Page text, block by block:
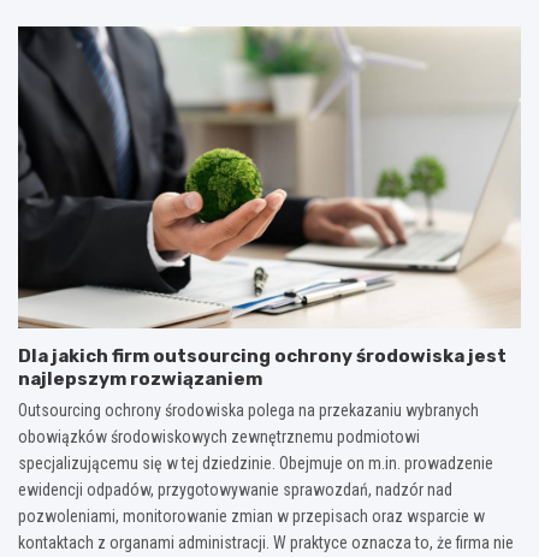
Dla jakich firm outsourcing ochrony środowiska jest
najlepszym rozwiązaniem
Outsourcing ochrony środowiska polega na przekazaniu wybranych
obowiązków środowiskowych zewnętrznemu podmiotowi
specjalizującemu się w tej dziedzinie. Obejmuje on m.in. prowadzenie
ewidencji odpadów, przygotowywanie sprawozdań, nadzór nad
pozwoleniami, monitorowanie zmian w przepisach oraz wsparcie w
kontaktach z organami administracji. W praktyce oznacza to, że firma nie